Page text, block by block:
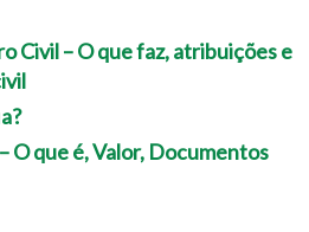
Civil – O que faz, atribuições e
O que é, Valor, Documentos